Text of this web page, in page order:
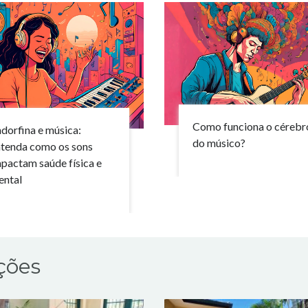
e música:
como os sons
saúde física e
Como funciona o
do músico?